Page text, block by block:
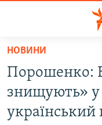
Перейти
основного
матеріалу
Перейти
до
ВОДА.КРИМ
ВІДЕО ТА ФОТО
НОВИНИ
Порошенко:
знищують»
український